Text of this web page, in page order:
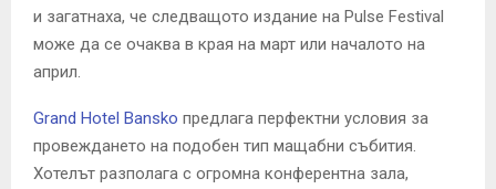
и загатнаха, че следващото издание на Pulse Festival
може да се очаква в края на март или началото на
април.
Grand Hotel Bansko предлага перфектни условия за
провеждането на подобен тип мащабни събития.
Хотелът разполага с огромна конферентна зала,